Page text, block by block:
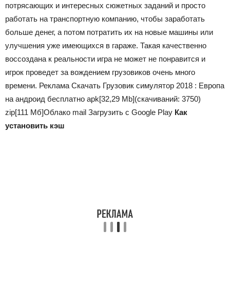
потрясающих и интересных сюжетных заданий и просто
работать на транспортную компанию, чтобы заработать
больше денег, а потом потратить их на новые машины или
улучшения уже имеющихся в гараже. Такая качественно
воссоздана к реальности игра не может не понравится и
игрок проведет за вождением грузовиков очень много
времени. Реклама Скачать Грузовик симулятор 2018 : Европа
на андроид бесплатно apk[32,29 Mb](cкачиваний: 3750)
zip[111 Мб]Облако mail Загрузить с Google Play Как
установить кэш